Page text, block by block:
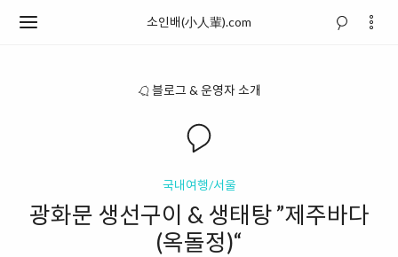
소인배(小人輩).com
블로그 & 운영자 소개
국내여행/서울
광화문 생선구이 & 생태탕 ”제주바다
(옥돌정)“